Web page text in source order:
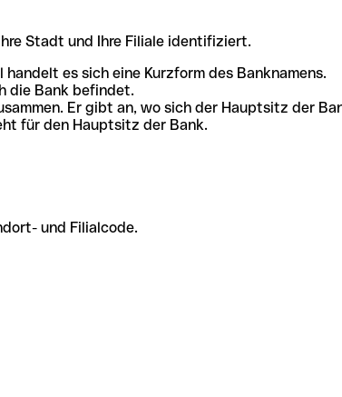
Stadt und Ihre Filiale identifiziert.
es sich eine Kurzform des Banknamens.
die Bank befindet.
Er gibt an, wo sich der Hauptsitz der
für den Hauptsitz der Bank.
und Filialcode.